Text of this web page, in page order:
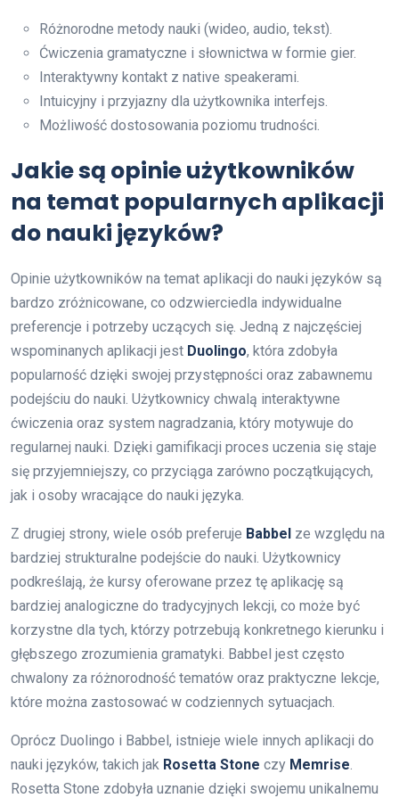
Różnorodne metody nauki (wideo, audio, tekst).
Ćwiczenia gramatyczne i słownictwa w formie gier.
Interaktywny kontakt z native speakerami.
Intuicyjny i przyjazny dla użytkownika interfejs.
Możliwość dostosowania poziomu trudności.
Jakie są opinie użytkowników
na temat popularnych aplikacji
do nauki języków?
Opinie użytkowników na temat aplikacji do nauki języków są
bardzo zróżnicowane, co odzwierciedla indywidualne
preferencje i potrzeby uczących się. Jedną z najczęściej
wspominanych aplikacji jest Duolingo, która zdobyła
popularność dzięki swojej przystępności oraz zabawnemu
podejściu do nauki. Użytkownicy chwalą interaktywne
ćwiczenia oraz system nagradzania, który motywuje do
regularnej nauki. Dzięki gamifikacji proces uczenia się staje
się przyjemniejszy, co przyciąga zarówno początkujących,
jak i osoby wracające do nauki języka.
Z drugiej strony, wiele osób preferuje Babbel ze względu na
bardziej strukturalne podejście do nauki. Użytkownicy
podkreślają, że kursy oferowane przez tę aplikację są
bardziej analogiczne do tradycyjnych lekcji, co może być
korzystne dla tych, którzy potrzebują konkretnego kierunku i
głębszego zrozumienia gramatyki. Babbel jest często
chwalony za różnorodność tematów oraz praktyczne lekcje,
które można zastosować w codziennych sytuacjach.
Oprócz Duolingo i Babbel, istnieje wiele innych aplikacji do
nauki języków, takich jak Rosetta Stone czy Memrise.
Rosetta Stone zdobyła uznanie dzięki swojemu unikalnemu